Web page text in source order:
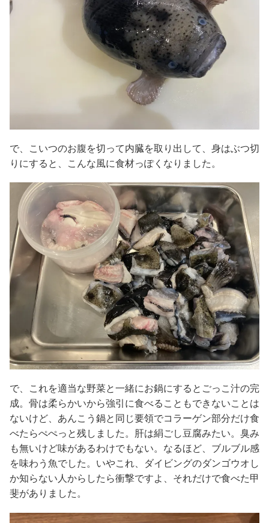
で、こいつのお腹を切って内臓を取り出して、身はぶつ切
りにすると、こんな風に食材っぽくなりました。
で、これを適当な野菜と一緒にお鍋にするとごっこ汁の完
成。骨は柔らかいから強引に食べることもできないことは
ないけど、あんこう鍋と同じ要領でコラーゲン部分だけ食
べたらぺぺっと残しました。肝は絹ごし豆腐みたい。臭み
も無いけど味があるわけでもない。なるほど、ブルブル感
を味わう魚でした。いやこれ、ダイビングのダンゴウオし
か知らない人からしたら衝撃ですよ、それだけで食べた甲
斐がありました。